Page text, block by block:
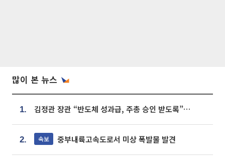
많이 본 뉴스
1. 김정관 장관 “반도체 성과급, 주총 승인 받도록”…상법·자본시장법 개정 시사
2. 속보 중부내륙고속도로서 미상 폭발물 발견